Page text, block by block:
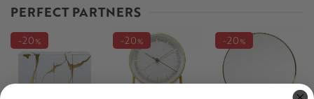
PERFECT PARTNERS
20% 20% 20%